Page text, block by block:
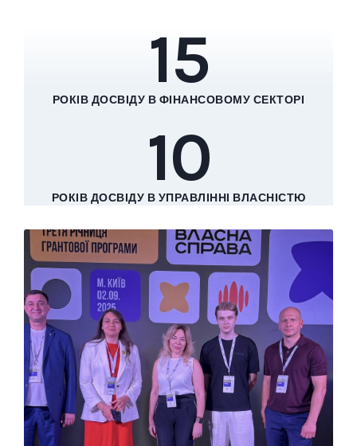
15
РОКІВ ДОСВІДУ В ФІНАНСОВОМУ СЕКТОРІ
10
РОКІВ ДОСВІДУ В УПРАВЛІННІ ВЛАСНІСТЮ